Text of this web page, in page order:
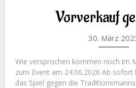
Vorverkauf
30. März
Wie versprochen kommen noch im
zum Event am 24.06.2026 Ab
das Spiel gegen die